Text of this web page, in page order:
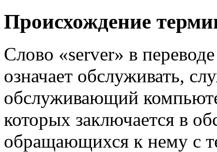
Происхождение
Слово «server» в
означает обслуживать,
обслуживающий
которых заключается в
обращающихся к нему с